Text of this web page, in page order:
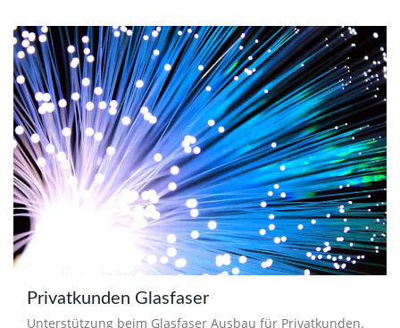
Privatkunden Glasfaser
Unterstützung beim Glasfaser Ausbau für Privatkunden.